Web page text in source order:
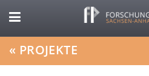
« PROJEKTE